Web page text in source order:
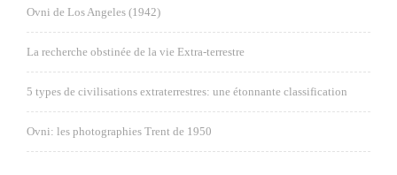
Ovni de Los Angeles (1942)
La recherche obstinée de la vie Extra-terrestre
5 types de civilisations extraterrestres: une étonnante classification
Ovni: les photographies Trent de 1950